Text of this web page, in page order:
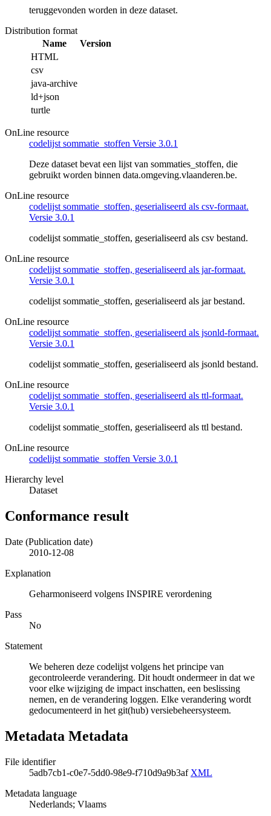
teruggevonden worden in deze dataset.
Distribution format
Name
Version
HTML
csv
java-archive
ld+json
turtle
OnLine resource
codelijst sommatie_stoffen Versie 3.0.1
Deze dataset bevat een lijst van sommaties_stoffen, die
gebruikt worden binnen data.omgeving.vlaanderen.be.
OnLine resource
codelijst sommatie_stoffen, geserialiseerd als csv-formaat.
Versie 3.0.1
codelijst sommatie_stoffen, geserialiseerd als csv bestand.
OnLine resource
codelijst sommatie_stoffen, geserialiseerd als jar-formaat.
Versie 3.0.1
codelijst sommatie_stoffen, geserialiseerd als jar bestand.
OnLine resource
codelijst sommatie_stoffen, geserialiseerd als jsonld-formaat.
Versie 3.0.1
codelijst sommatie_stoffen, geserialiseerd als jsonld bestand.
OnLine resource
codelijst sommatie_stoffen, geserialiseerd als ttl-formaat.
Versie 3.0.1
codelijst sommatie_stoffen, geserialiseerd als ttl bestand.
OnLine resource
codelijst sommatie_stoffen Versie 3.0.1
Hierarchy level
Dataset
Conformance result
Date (Publication date)
2010-12-08
Explanation
Geharmoniseerd volgens INSPIRE verordening
Pass
No
Statement
We beheren deze codelijst volgens het principe van
gecontroleerde verandering. Dit houdt ondermeer in dat we
voor elke wijziging de impact inschatten, een beslissing
nemen, en de verandering loggen. Elke verandering wordt
gedocumenteerd in het git(hub) versiebeheersysteem.
Metadata Metadata
File identifier
5adb7cb1-c0e7-5dd0-98e9-f710d9a9b3af XML
Metadata language
Nederlands; Vlaams